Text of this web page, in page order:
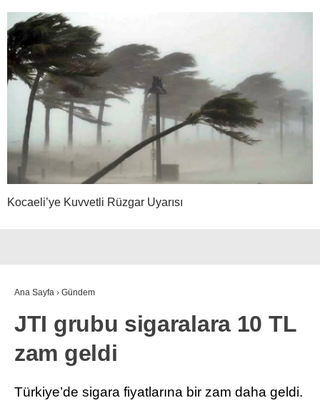
Kocaeli’ye Kuvvetli Rüzgar Uyarısı
Ana Sayfa › Gündem
JTI grubu sigaralara 10 TL
zam geldi
Türkiye’de sigara fiyatlarına bir zam daha geldi.